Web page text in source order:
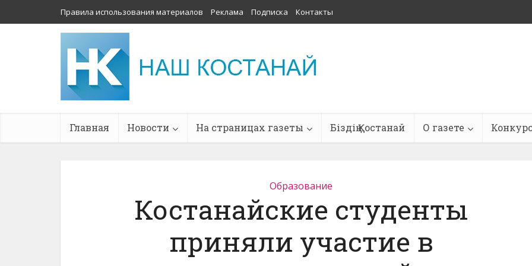
Правила использования материалов Реклама Подписка Контакты
Главная Новости На страницах газеты Біздің Қостанай О газете
Образование
Костанайские студенты
приняли участие в